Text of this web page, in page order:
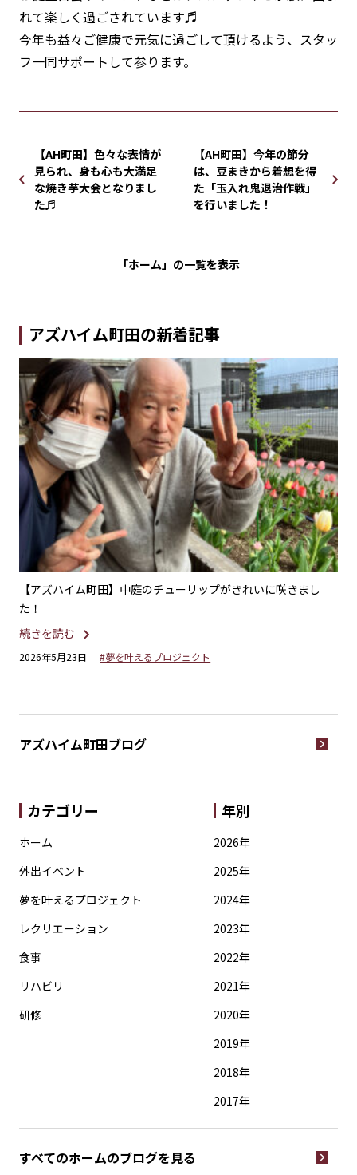
れて楽しく過ごされています♬
今年も益々ご健康で元気に過ごして頂けるよう、スタッ
フ一同サポートして参ります。
【AH町田】色々な表情が
見られ、身も心も大満足
な焼き芋大会となりまし
た♬
【AH町田】今年の節分
は、豆まきから着想を得
た「玉入れ鬼退治作戦」
を行いました！
「ホーム」の一覧を表示
アズハイム町田の新着記事
【アズハイム町田】中庭のチューリップがきれいに咲きまし
た！
続きを読む
2026年5月23日 #夢を叶えるプロジェクト
アズハイム町田ブログ
カテゴリー
ホーム
外出イベント
夢を叶えるプロジェクト
レクリエーション
食事
リハビリ
研修
年別
2026年
2025年
2024年
2023年
2022年
2021年
2020年
2019年
2018年
2017年
すべてのホームのブログを見る